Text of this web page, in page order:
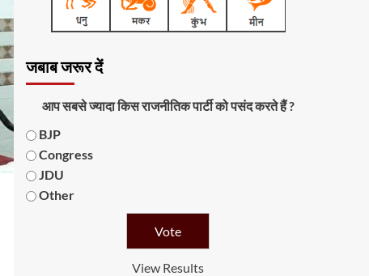
जबाब जरूर दें
आप सबसे ज्यादा किस राजनीतिक पार्टी को पसंद करते हैं ?
BJP
Congress
JDU
Other
View Results